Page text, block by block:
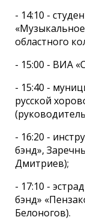
- 14:10 -
«Музыкальное
областного
- 15:00 - ВИА
- 15:40 -
русской
- 16:20 -
бэнд»,
Дмитриев);
- 17:10 -
бэнд»
Белоногов).